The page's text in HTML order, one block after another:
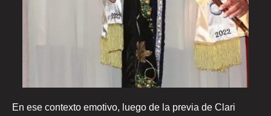
En ese contexto emotivo, luego de la previa de Clari